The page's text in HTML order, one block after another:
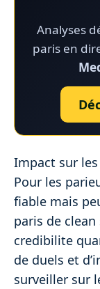
Analyses
paris en
Impact sur
Pour les
fiable mais
paris de
credibilite
de duels et
surveiller sur